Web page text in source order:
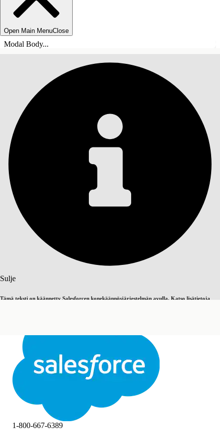
Open Main MenuClose
Modal Body...
Sulje
Tämä teksti on käännetty Salesforcen konekäännösjärjestelmän avulla. Katso lisätietoja
Sulje
SISÄLLYSLUETTELO
1-800-667-6389